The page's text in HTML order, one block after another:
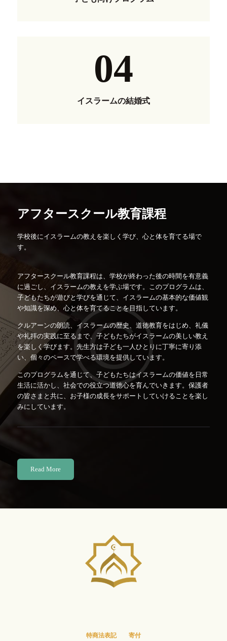
04
イスラームの結婚式
アフタースクール教育課程
学校後にイスラームの教えを楽しく学び、心と体を育てる場で
す。
アフタースクール教育課程は、学校が終わった後の時間を有意義
に過ごし、イスラームの教えを学ぶ場です。このプログラムは、
子どもたちが遊びと学びを通じて、イスラームの基本的な価値観
や知識を深め、心と体を育てることを目指しています。
クルアーンの朗読、イスラームの歴史、道徳教育をはじめ、礼儀
や礼拝の実践に至るまで、子どもたちがイスラームの美しい教え
を楽しく学びます。先生方は子ども一人ひとりに丁寧に寄り添
い、個々のペースで学べる環境を提供しています。
このプログラムを通じて、子どもたちはイスラームの価値を日常
生活に活かし、社会での役立つ道徳心を育んでいきます。保護者
の皆さまと共に、お子様の成長をサポートしていけることを楽し
みにしています。
Read More
特商法表記 寄付